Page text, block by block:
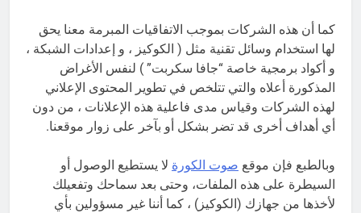
كما أن هذه الشركات بموجب الاتفاقيات المبرمة معنا يحق
لها استخدام وسائل تقنية مثل ( الكوكيز ، و إعدادات الشبكة ،
و أكواد برمجية خاصة “جافا سكربت” ) لنفس الأغراض
المذكورة أعلاه والتي تتلخص في تطوير المحتوى الإعلاني
لهذه الشركات وقياس مدى فاعلية هذه الإعلانات ، من دون
أي أهداف أخرى قد تضر بشكل أو بآخر على زوار موقعنا.
وبالطبع فإن موقع صوت الكورة لا يستطيع الوصول أو
السيطرة على هذه الملفات، وحتى بعد سماحك وتفعيلك
لأخذها من جهازك (الكوكيز) ، كما أننا غير مسؤولين بأي